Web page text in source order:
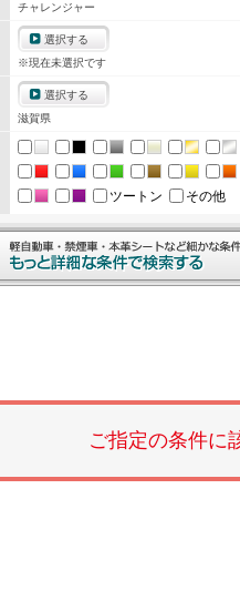
チャレンジャー
選択する
※現在未選択です
選択する
滋賀県
ツートン
その他
ご指定の条件に